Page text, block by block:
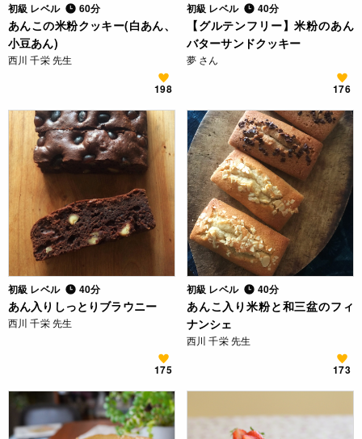
初級 レベル 60分
あんこの米粉クッキー(白あん、
小豆あん)
西川 千栄 先生
198
初級 レベル 40分
【グルテンフリー】米粉のあん
バターサンドクッキー
夢 さん
176
初級 レベル 40分
あん入りしっとりブラウニー
西川 千栄 先生
175
初級 レベル 40分
あんこ入り米粉と和三盆のフィ
ナンシェ
西川 千栄 先生
173